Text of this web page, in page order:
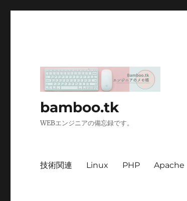
bamboo.tk
WEBエンジニアの備忘録です。
技術関連 Linux PHP Apache